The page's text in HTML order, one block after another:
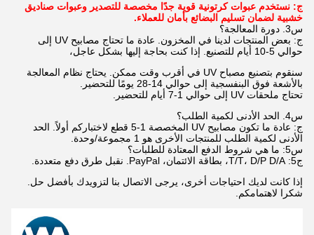
ج: نستخدم عبوات كرتونية قوية جدًا مخصصة للتصدير وعبوات صناديق
خشبية لضمان تسليم البضائع بأمان للعملاء.
س3. دورة المعالجة؟
ج: بعض المنتجات لدينا في المخزون. عادة ما تحتاج مصابيح UV إلى
حوالي 5-10 أيام للتصنيع. إذا كنت بحاجة إليها بشكل عاجل،
سنقوم بتصنيع مصباح UV في أقرب وقت ممكن. يحتاج نظام المعالجة
بالأشعة فوق البنفسجية إلى حوالي 14-28 يومًا للتحضير.
تحتاج ملحقات UV إلى حوالي 1-7 أيام للتحضير.
س4. الحد الأدنى لكمية الطلب؟
ج: عادة ما تكون مصابيح UV المخصصة 1-5 قطع لاختباركم أولاً. الحد
الأدنى لكمية الطلب للمنتجات الأخرى هو 1 مجموعة/وحدة.
س5: ما هي شروط الدفع المعتادة للطلبات؟
ج5: T/T، D/P D/A، بطاقة الائتمان، PayPal. نقبل طرق دفع متعددة.
إذا كانت لديك احتياجات أخرى، يرجى الاتصال بنا لتزويدك بأفضل حل.
شكرا لاهتمامكم.